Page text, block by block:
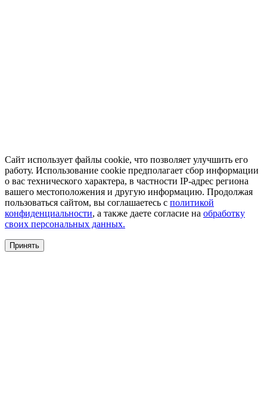
Сайт использует файлы cookie, что позволяет улучшить его
работу. Использование cookie предполагает сбор информации
о вас технического характера, в частности IP-адрес региона
вашего местоположения и другую информацию. Продолжая
пользоваться сайтом, вы соглашаетесь с политикой
конфиденциальности, а также даете согласие на обработку
своих персональных данных.
Принять